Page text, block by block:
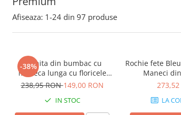
Afiseaza: 1-24 din 97 produse
-38%
Rochita din bumbac cu
maneca lunga cu floricele
Nolis
238,95 RON149,00 RON
IN STOC
Rochie fete
Maneci
273,52
LA